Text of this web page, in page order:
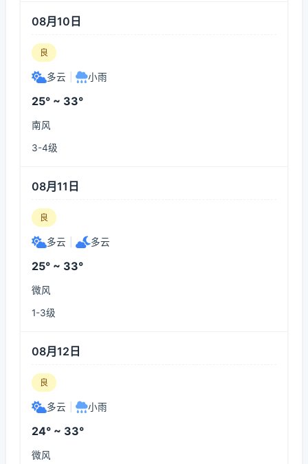
08月10日
良
多云 小雨
25° ~ 33°
南风
3-4级
08月11日
良
多云 多云
25° ~ 33°
微风
1-3级
08月12日
良
多云 小雨
24° ~ 33°
微风